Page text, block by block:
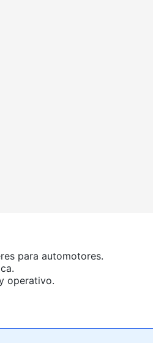
para automotores.
operativo.